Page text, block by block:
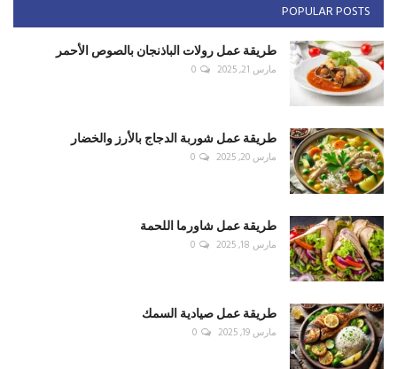
POPULAR POSTS
طريقة عمل رولات الباذنجان بالصوص الأحمر
مارس 21, 2025 0
طريقة عمل شوربة الدجاج بالأرز والخضار
مارس 20, 2025 0
طريقة عمل شاورما اللحمة
مارس 18, 2025 0
طريقة عمل صيادية السمك
مارس 19, 2025 0